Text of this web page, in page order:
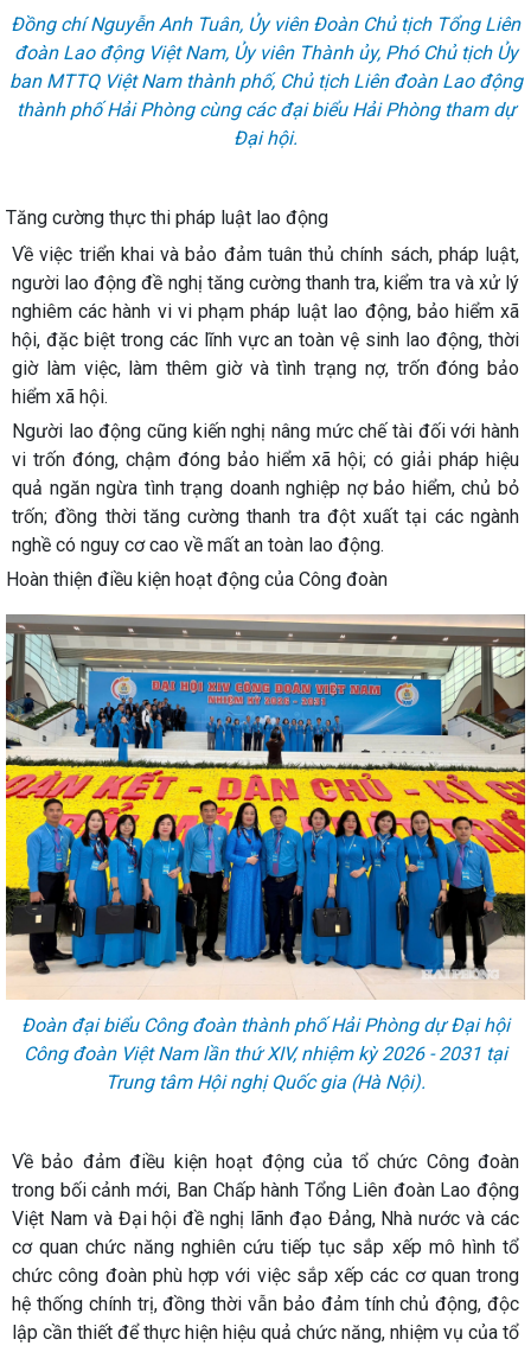
Đồng chí Nguyễn Anh Tuân, Ủy viên Đoàn Chủ tịch Tổng Liên
đoàn Lao động Việt Nam, Ủy viên Thành ủy, Phó Chủ tịch Ủy
ban MTTQ Việt Nam thành phố, Chủ tịch Liên đoàn Lao động
thành phố Hải Phòng cùng các đại biểu Hải Phòng tham dự
Đại hội.
Tăng cường thực thi pháp luật lao động
Về việc triển khai và bảo đảm tuân thủ chính sách, pháp luật,
người lao động đề nghị tăng cường thanh tra, kiểm tra và xử lý
nghiêm các hành vi vi phạm pháp luật lao động, bảo hiểm xã
hội, đặc biệt trong các lĩnh vực an toàn vệ sinh lao động, thời
giờ làm việc, làm thêm giờ và tình trạng nợ, trốn đóng bảo
hiểm xã hội.
Người lao động cũng kiến nghị nâng mức chế tài đối với hành
vi trốn đóng, chậm đóng bảo hiểm xã hội; có giải pháp hiệu
quả ngăn ngừa tình trạng doanh nghiệp nợ bảo hiểm, chủ bỏ
trốn; đồng thời tăng cường thanh tra đột xuất tại các ngành
nghề có nguy cơ cao về mất an toàn lao động.
Hoàn thiện điều kiện hoạt động của Công đoàn
Đoàn đại biểu Công đoàn thành phố Hải Phòng dự Đại hội
Công đoàn Việt Nam lần thứ XIV, nhiệm kỳ 2026 - 2031 tại
Trung tâm Hội nghị Quốc gia (Hà Nội).
Về bảo đảm điều kiện hoạt động của tổ chức Công đoàn
trong bối cảnh mới, Ban Chấp hành Tổng Liên đoàn Lao động
Việt Nam và Đại hội đề nghị lãnh đạo Đảng, Nhà nước và các
cơ quan chức năng nghiên cứu tiếp tục sắp xếp mô hình tổ
chức công đoàn phù hợp với việc sắp xếp các cơ quan trong
hệ thống chính trị, đồng thời vẫn bảo đảm tính chủ động, độc
lập cần thiết để thực hiện hiệu quả chức năng, nhiệm vụ của tổ